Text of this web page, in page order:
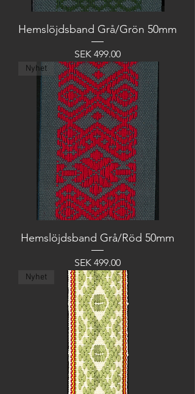
Hemslöjdsband Grå/Grön 50mm
Price
SEK 499.00
Nyhet
Hemslöjdsband Grå/Röd 50mm
Price
SEK 499.00
Nyhet